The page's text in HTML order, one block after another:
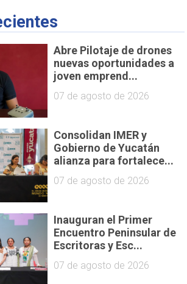
Abre Pilotaje de drones
nuevas oportunidades a
joven emprend...
07 de agosto de 2026
Consolidan IMER y
Gobierno de Yucatán
alianza para fortalece...
07 de agosto de 2026
Inauguran el Primer
Encuentro Peninsular de
Escritoras y Esc...
07 de agosto de 2026